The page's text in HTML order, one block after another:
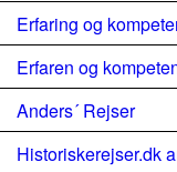
Erfaring og
Erfaren og
Anders´ Rejser
Historiskerejser.dk